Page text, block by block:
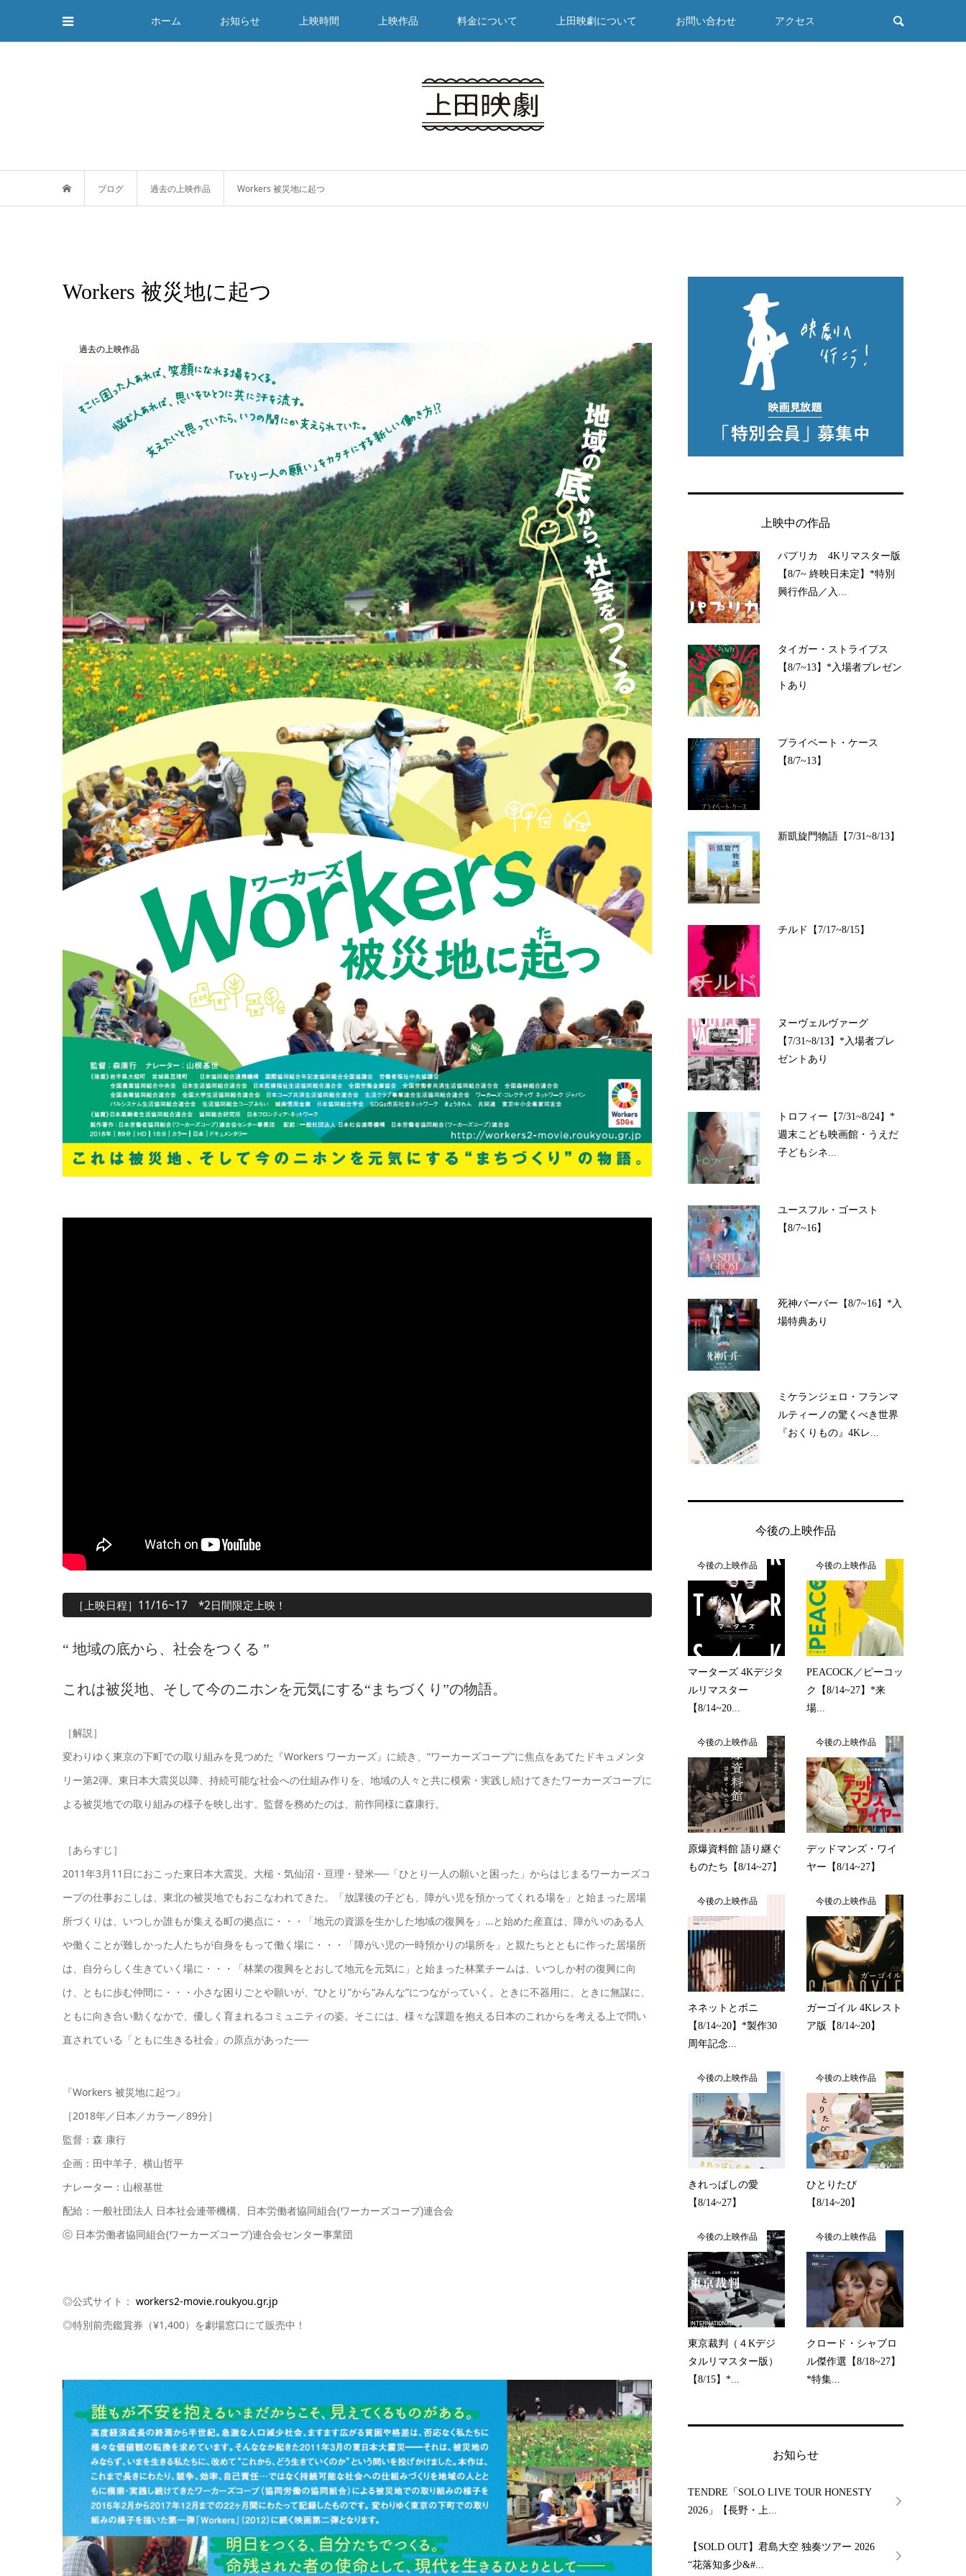
ホーム お知らせ 上映時間 上映作品 料金について 上田映劇について お問い合わせ アクセス
ブログ 過去の上映作品 Workers 被災地に起つ
Workers 被災地に起つ
過去の上映作品
［上映日程］11/16~17 *2日間限定上映！
“ 地域の底から、社会をつくる ”
これは被災地、そして今のニホンを元気にする“まちづくり”の物語。
［解説］
変わりゆく東京の下町での取り組みを見つめた『Workers ワーカーズ』に続き、“ワーカーズコープ“に焦点をあてたドキュメンタ
リー第2弾。東日本大震災以降、持続可能な社会への仕組み作りを、地域の人々と共に模索・実践し続けてきたワーカーズコープに
よる被災地での取り組みの様子を映し出す。監督を務めたのは、前作同様に森康行。
［あらすじ］
2011年3月11日におこった東日本大震災。大槌・気仙沼・亘理・登米──「ひとり一人の願いと困った」からはじまるワーカーズコ
ープの仕事おこしは、東北の被災地でもおこなわれてきた。「放課後の子ども、障がい児を預かってくれる場を」と始まった居場
所づくりは、いつしか誰もが集える町の拠点に・・・「地元の資源を生かした地域の復興を」…と始めた産直は、障がいのある人
や働くことが難しかった人たちが自身をもって働く場に・・・「障がい児の一時預かりの場所を」と親たちとともに作った居場所
は、自分らしく生きていく場に・・・「林業の復興をとおして地元を元気に」と始まった林業チームは、いつしか村の復興に向
け、ともに歩む仲間に・・・小さな困りごとや願いが、“ひとり”から“みんな”につながっていく。ときに不器用に、ときに無謀に、
ともに向き合い動くなかで、優しく育まれるコミュニティの姿。そこには、様々な課題を抱える日本のこれからを考える上で問い
直されている「ともに生きる社会」の原点があった──
『Workers 被災地に起つ』
［2018年／日本／カラー／89分］
監督：森 康行
企画：田中羊子、横山哲平
ナレーター：山根基世
配給：一般社団法人 日本社会連帯機構、日本労働者協同組合(ワーカーズコープ)連合会
ⓒ 日本労働者協同組合(ワーカーズコープ)連合会センター事業団
◎公式サイト： workers2-movie.roukyou.gr.jp
◎特別前売鑑賞券（¥1,400）を劇場窓口にて販売中！
上映中の作品
パプリカ 4Kリマスター版
【8/7~ 終映日未定】*特別
興行作品／入...
タイガー・ストライプス
【8/7~13】*入場者プレゼン
トあり
プライベート・ケース
【8/7~13】
新凱旋門物語【7/31~8/13】
チルド【7/17~8/15】
ヌーヴェルヴァーグ
【7/31~8/13】*入場者プレ
ゼントあり
トロフィー【7/31~8/24】*
週末こども映画館・うえだ
子どもシネ...
ユースフル・ゴースト
【8/7~16】
死神バーバー【8/7~16】*入
場特典あり
ミケランジェロ・フランマ
ルティーノの驚くべき世界
『おくりもの』4Kレ...
今後の上映作品
今後の上映作品
マーターズ 4Kデジタ
ルリマスター
【8/14~20...
今後の上映作品
PEACOCK／ピーコッ
ク【8/14~27】*来
場...
今後の上映作品
原爆資料館 語り継ぐ
ものたち【8/14~27】
今後の上映作品
デッドマンズ・ワイ
ヤー【8/14~27】
今後の上映作品
ネネットとボニ
【8/14~20】*製作30
周年記念...
今後の上映作品
ガーゴイル 4Kレスト
ア版【8/14~20】
今後の上映作品
きれっぱしの愛
【8/14~27】
今後の上映作品
ひとりたび
【8/14~20】
今後の上映作品
東京裁判（４Kデジ
タルリマスター版）
【8/15】*...
今後の上映作品
クロード・シャブロ
ル傑作選【8/18~27】
*特集...
お知らせ
TENDRE「SOLO LIVE TOUR HONESTY
2026」【長野・上...
【SOLD OUT】君島大空 独奏ツアー 2026
“花落知多少&#...